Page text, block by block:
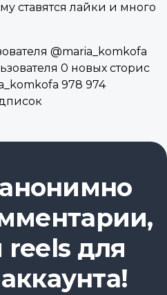
ставятся лайки и много
@maria_komkofa
0 новых сторис
978 974
reels для